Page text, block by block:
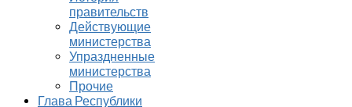
правительств
Действующие
министерства
Упраздненные
министерства
Прочие
Глава Республики